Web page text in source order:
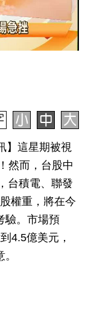
】這星期被視
然而，台股中
台積電、聯發
權重，將在今
驗。市場預
4.5億美元，